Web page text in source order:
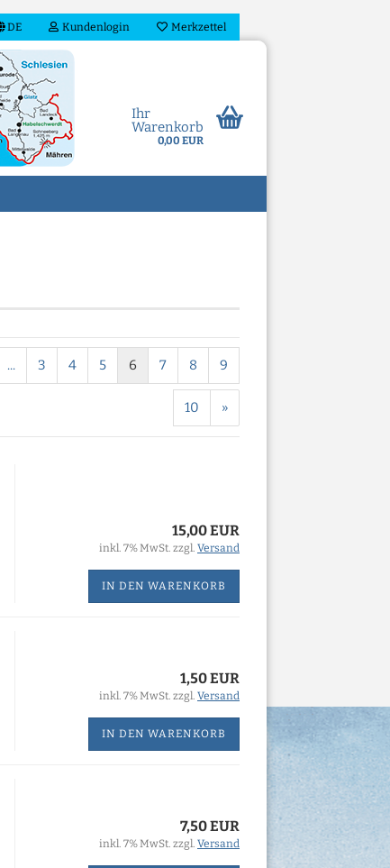
DE Kundenlogin Merkzettel
Ihr
Warenkorb
0,00 EUR
... 3 4 5 6 7 8 9
10 »
15,00 EUR
inkl. 7% MwSt. zzgl. Versand
IN DEN WARENKORB
1,50 EUR
inkl. 7% MwSt. zzgl. Versand
IN DEN WARENKORB
7,50 EUR
inkl. 7% MwSt. zzgl. Versand